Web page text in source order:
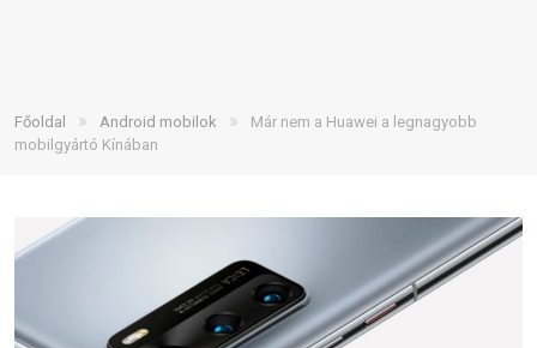
Főoldal » Android mobilok »
Már nem a Huawei a legnagyobb
mobilgyártó Kínában